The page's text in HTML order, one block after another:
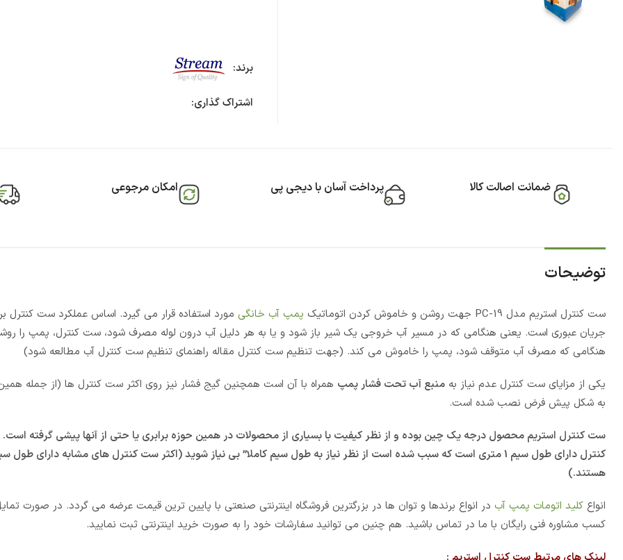
برند:
اشتراک گذاری:
ضمانت اصالت کالا پرداخت آسان با دیجی پی امکان مرجوعی
توضیحات
ست کنترل استریم مدل PC-19 جهت روشن و خاموش کردن اتوماتیک پمپ آب خانگی مورد استفاده قرار می گیرد. اساس عملکرد ست کنترل
جریان عبوری است. یعنی هنگامی که در مسیر آب خروجی یک شیر باز شود و یا به هر دلیل آب درون لوله مصرف شود، ست کنترل، پمپ را
هنگامی که مصرف آب متوقف شود، پمپ را خاموش می کند. (جهت تنظیم ست کنترل مقاله راهنمای تنظیم ست کنترل آب مطالعه شود)
یکی از مزایای ست کنترل عدم نیاز به منبع آب تحت فشار پمپ همراه با آن است همچنین گیج فشار نیز روی اکثر ست کنترل ها (از جمله
به شکل پیش فرض نصب شده است.
ست کنترل استریم محصول درجه یک چین بوده و از نظر کیفیت با بسیاری از محصولات در همین حوزه برابری یا حتی از آنها پیشی گرفته
هستند.)
انواع کلید اتومات پمپ آب در انواع برندها و توان ها در بزرگترین فروشگاه اینترنتی صنعتی با پایین ترین قیمت عرضه می گردد. در صورت
کسب مشاوره فنی رایگان با ما در تماس باشید. هم چنین می توانید سفارشات خود را به صورت خرید اینترنتی ثبت نمایید.